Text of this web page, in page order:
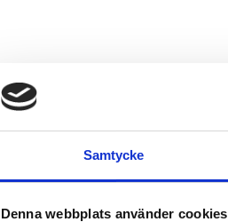
Samtycke
Denna webbplats använder cookies